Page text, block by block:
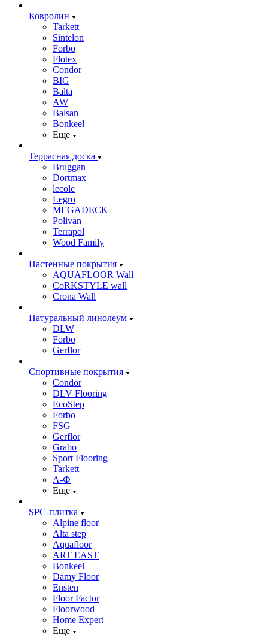
Ковролин
Tarkett
Sintelon
Forbo
Flotex
Condor
BIG
Balta
AW
Balsan
Bonkeel
Еще
Террасная доска
Bruggan
Dortmax
lecole
Legro
MEGADECK
Polivan
Terrapol
Wood Family
Настенные покрытия
AQUAFLOOR Wall
CoRKSTYLE wall
Crona Wall
Натуральный линолеум
DLW
Forbo
Gerflor
Спортивные покрытия
Condor
DLV Flooring
EcoStep
Forbo
FSG
Gerflor
Grabo
Sport Flooring
Tarkett
А-Ф
Еще
SPC-плитка
Alpine floor
Alta step
Aquafloor
ART EAST
Bonkeel
Damy Floor
Ensten
Floor Factor
Floorwood
Home Expert
Еще